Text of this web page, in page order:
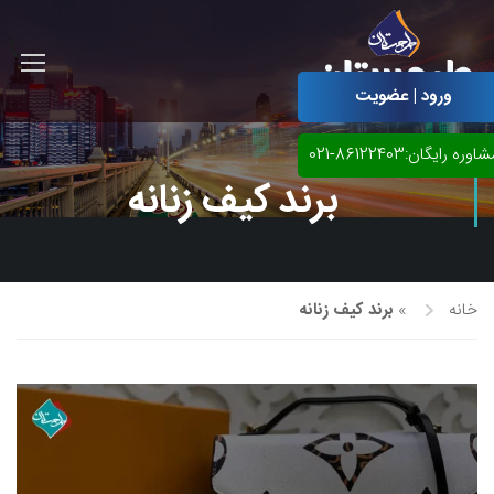
آموزش مجازی طراحی لباس
آموزش مجازی گرافیک
نقاشی پاستل
ورود | عضویت
رایگان:86122403-021
برند کیف زنانه
خانه » برند کیف زنانه